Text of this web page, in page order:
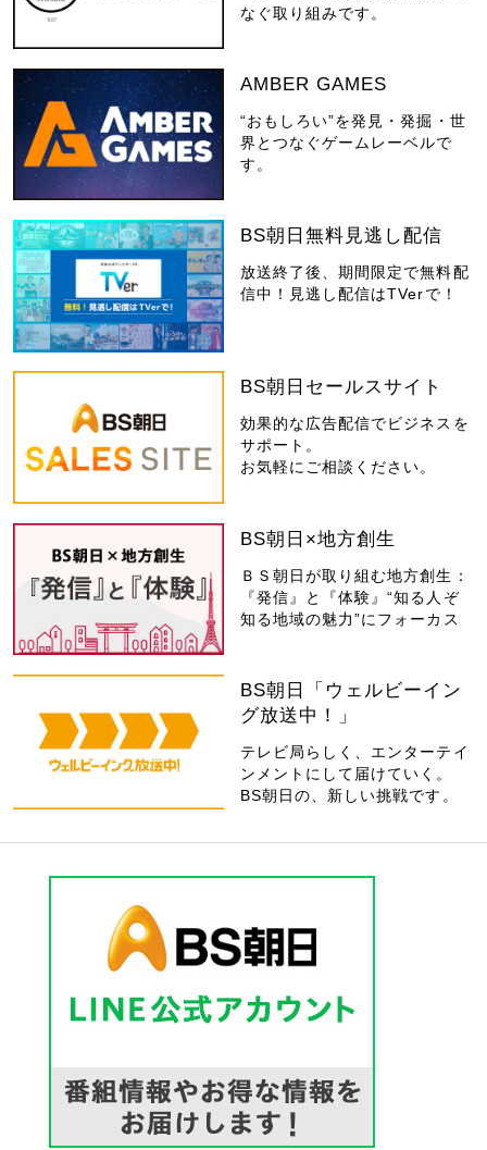
なぐ取り組みです。
AMBER GAMES
“おもしろい”を発見・発掘・世
界とつなぐゲームレーベルで
す。
BS朝日無料見逃し配信
放送終了後、期間限定で無料配
信中！見逃し配信はTVerで！
BS朝日セールスサイト
効果的な広告配信でビジネスを
サポート。
お気軽にご相談ください。
BS朝日×地方創生
ＢＳ朝日が取り組む地方創生：
『発信』と『体験』“知る人ぞ
知る地域の魅力”にフォーカス
BS朝日「ウェルビーイン
グ放送中！」
テレビ局らしく、エンターテイ
ンメントにして届けていく。
BS朝日の、新しい挑戦です。